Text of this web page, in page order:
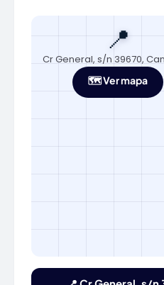
📍
Cr General, s/n 39670,
🗺️ Ver mapa